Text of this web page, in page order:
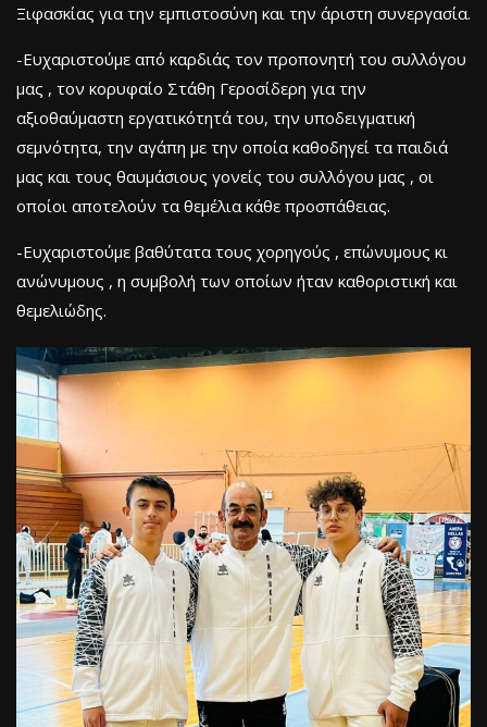
Ξιφασκίας για την εμπιστοσύνη και την άριστη συνεργασία.
-Ευχαριστούμε από καρδιάς τον προπονητή του συλλόγου
μας , τον κορυφαίο Στάθη Γεροσίδερη για την
αξιοθαύμαστη εργατικότητά του, την υποδειγματική
σεμνότητα, την αγάπη με την οποία καθοδηγεί τα παιδιά
μας και τους θαυμάσιους γονείς του συλλόγου μας , οι
οποίοι αποτελούν τα θεμέλια κάθε προσπάθειας.
-Ευχαριστούμε βαθύτατα τους χορηγούς , επώνυμους κι
ανώνυμους , η συμβολή των οποίων ήταν καθοριστική και
θεμελιώδης.